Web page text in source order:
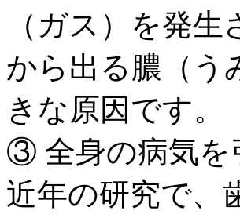
（ガス）を発
から出る膿（う
きな原因です。
③ 全身の病気を
近年の研究で、